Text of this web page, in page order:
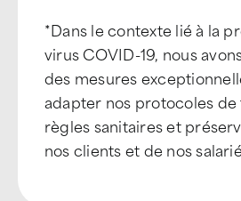
*Dans le contexte lié à la
virus COVID-19, nous
des mesures
adapter nos protocoles de
règles sanitaires et
nos clients et de nos